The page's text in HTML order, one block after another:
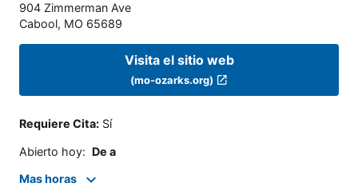
904 Zimmerman Ave
Cabool, MO 65689
Visita el sitio web
(mo-ozarks.org)
Requiere Cita: Sí
Abierto hoy: De a
Mas horas